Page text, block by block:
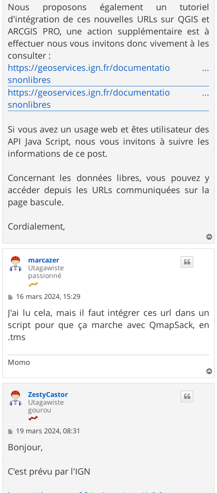
Nous proposons également un tutoriel
d'intégration de ces nouvelles URLs sur QGIS et
ARCGIS PRO, une action supplémentaire est à
effectuer nous vous invitons donc vivement à les
consulter :
https://geoservices.ign.fr/documentatio ...
snonlibres
https://geoservices.ign.fr/documentatio ...
snonlibres
Si vous avez un usage web et êtes utilisateur des
API Java Script, nous vous invitons à suivre les
informations de ce post.
Concernant les données libres, vous pouvez y
accéder depuis les URLs communiquées sur la
page bascule.
Cordialement,
a
marcazer
Utagawiste
passionné
M
s
s
a
g
e
16 mars 2024, 15:29
J'ai lu cela, mais il faut intégrer ces url dans un
script pour que ça marche avec QmapSack, en
.tms
Momo
a
ZestyCastor
Utagawiste
gourou
M
s
s
g
e
19 mars 2024, 08:31
Bonjour,
C'est prévu par l'IGN